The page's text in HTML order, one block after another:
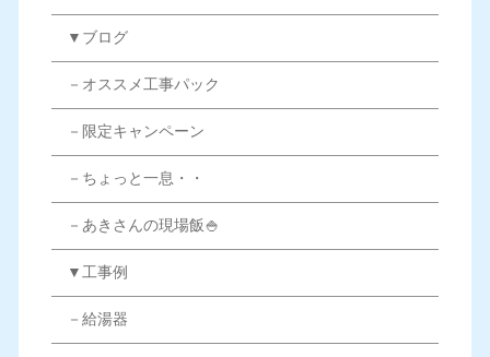
▼ブログ
－オススメ工事パック
－限定キャンペーン
－ちょっと一息・・
－あきさんの現場飯🍚
▼工事例
－給湯器